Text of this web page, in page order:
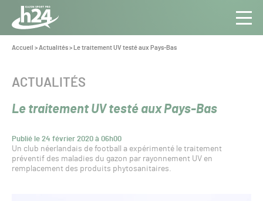
Panneau de gestion des cookies
Aller au contenu
Toute
l’info
Pro
Vous
Accueil >Actualités> Le traitement UV testé aux Pays-Bas
Le traitement UV testé aux Pays-Bas
Publié le 24 février 2020 à 06h00
CATÉGORIE :
ACTUALITÉS
Un club néerlandais de football a expérimenté le traitement
préventif des maladies du gazon par rayonnement UV en
remplacement des produits phytosanitaires.